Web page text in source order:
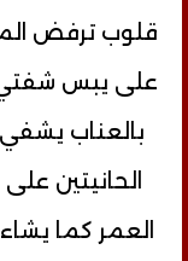
قلوب ترفض
على يبس شفتيّ
بالعناب
الحانيتين
العمر كما يشاء